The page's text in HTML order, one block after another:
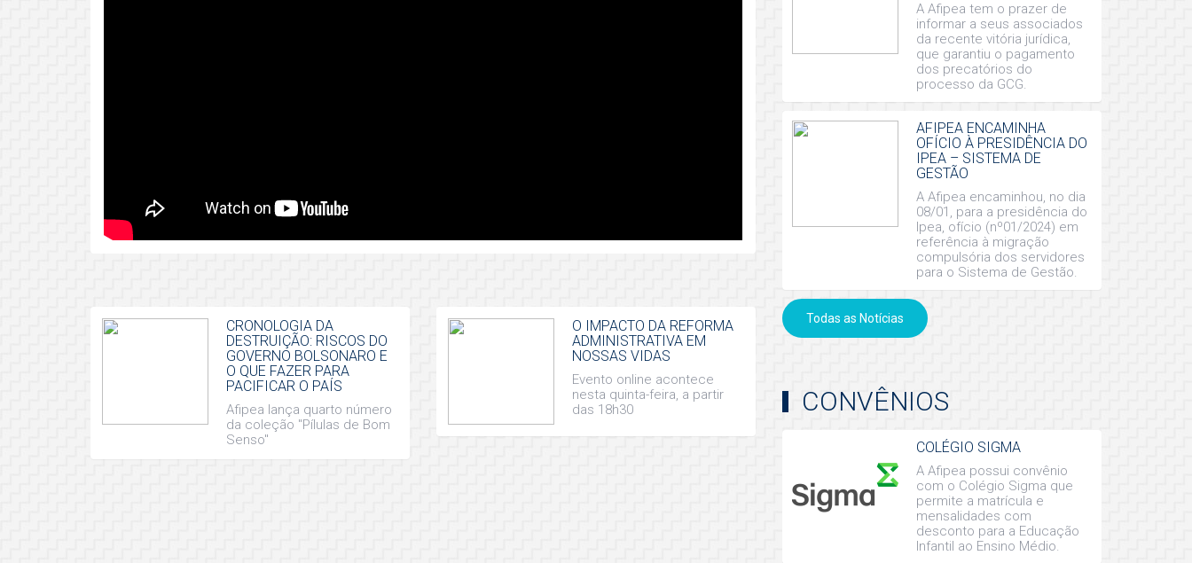
CRONOLOGIA DA
DESTRUIÇÃO: RISCOS DO
GOVERNO BOLSONARO E
O QUE FAZER PARA
PACIFICAR O PAÍS
Afipea lança quarto número
da coleção "Pílulas de Bom
Senso"
O IMPACTO DA REFORMA
ADMINISTRATIVA EM
NOSSAS VIDAS
Evento online acontece
nesta quinta-feira, a partir
das 18h30
A Afipea tem o prazer de
informar a seus associados
da recente vitória jurídica,
que garantiu o pagamento
dos precatórios do
processo da GCG.
AFIPEA ENCAMINHA
OFÍCIO À PRESIDÊNCIA DO
IPEA – SISTEMA DE
GESTÃO
A Afipea encaminhou, no dia
08/01, para a presidência do
Ipea, ofício (nº01/2024) em
referência à migração
compulsória dos servidores
para o Sistema de Gestão.
Todas as Notícias
CONVÊNIOS
COLÉGIO SIGMA
A Afipea possui convênio
com o Colégio Sigma que
permite a matrícula e
mensalidades com
desconto para a Educação
Infantil ao Ensino Médio.